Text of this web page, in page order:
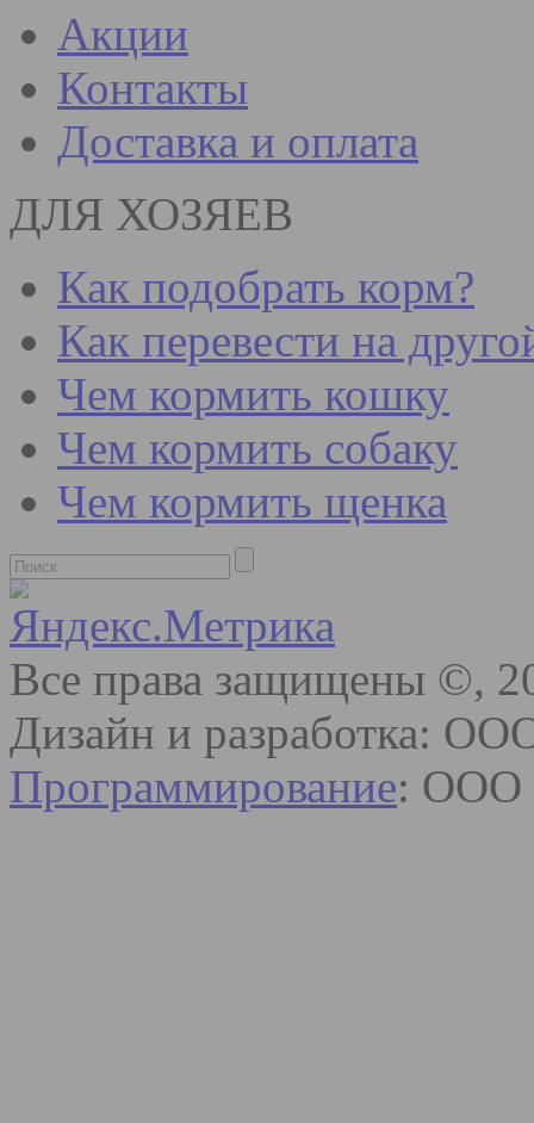
Акции
Контакты
Доставка и оплата
ДЛЯ ХОЗЯЕВ
Как подобрать корм?
Как перевести на
Чем кормить кошку
Чем кормить собаку
Чем кормить щенка
Все права защищены ©,
Дизайн и разработка:
Программирование: ООО